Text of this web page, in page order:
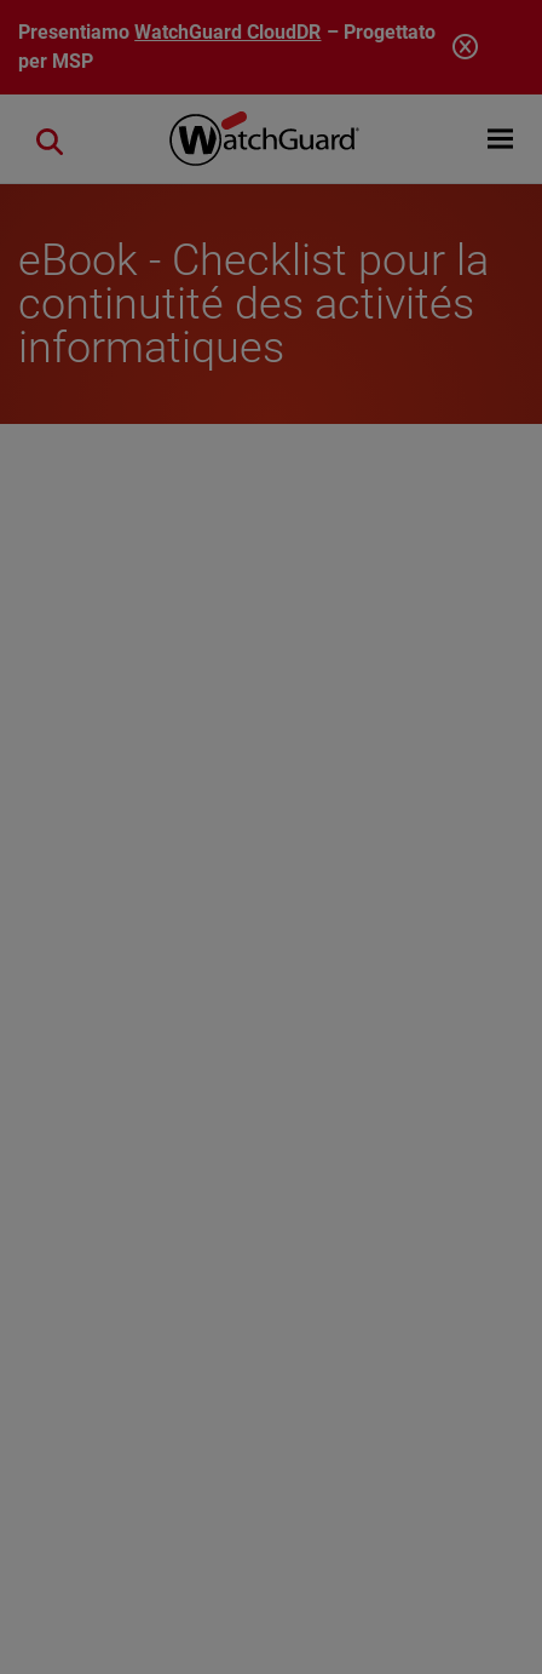
Salta al contenuto principale
PresentiamoWatchGuard CloudDR – Progettato
per MSP
Open
Close search
eBook - Checklist pour la
continutité des activités
informatiques